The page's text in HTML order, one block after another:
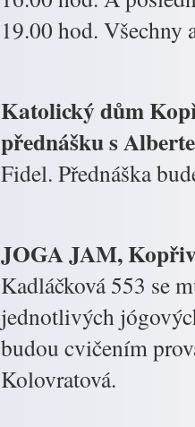
19.00 hod. Všechny
Katolický dům
přednášku s
Fidel. Přednáška
JOGA JAM,
Kadláčková 553 se
jednotlivých
budou cvičením
Kolovratová.